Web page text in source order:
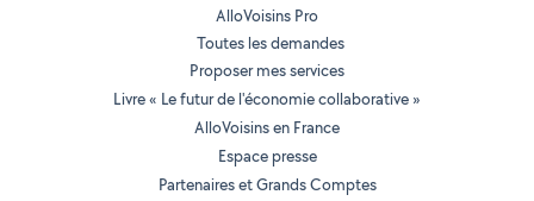
AlloVoisins Pro
Toutes les demandes
Proposer mes services
Livre « Le futur de l'économie collaborative »
AlloVoisins en France
Espace presse
Partenaires et Grands Comptes